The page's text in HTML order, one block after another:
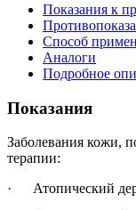
Показания к
Способ
Аналоги
Подробное
Показания
Заболевания кожи,
терапии:
· Атопический